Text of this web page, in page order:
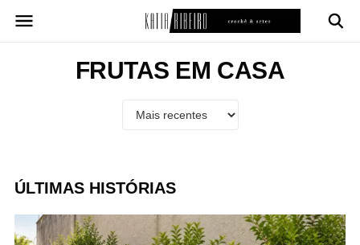
para
FRUTAS EM CASA
ÚLTIMAS HISTÓRIAS